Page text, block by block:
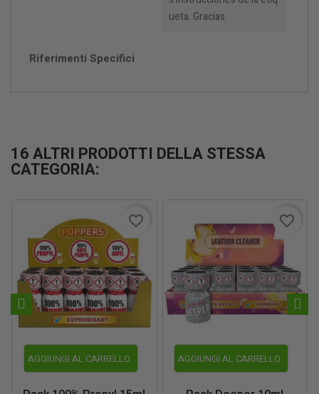
ueta. Gracias.
Riferimenti Specifici
16 ALTRI PRODOTTI DELLA STESSA
CATEGORIA:
AGGIUNGI AL CARRELLO
favorite_border
AGGIUNGI AL CARRELLO
favorite_border